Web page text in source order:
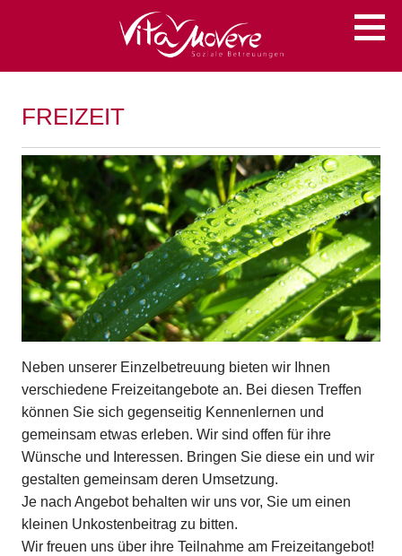
VITA MOVERE
FREIZEIT
Neben unserer Einzelbetreuung bieten wir Ihnen
verschiedene Freizeitangebote an. Bei diesen Treffen
können Sie sich gegenseitig Kennenlernen und
gemeinsam etwas erleben. Wir sind offen für ihre
Wünsche und Interessen. Bringen Sie diese ein und wir
gestalten gemeinsam deren Umsetzung.
Je nach Angebot behalten wir uns vor, Sie um einen
kleinen Unkostenbeitrag zu bitten.
Wir freuen uns über ihre Teilnahme am Freizeitangebot!